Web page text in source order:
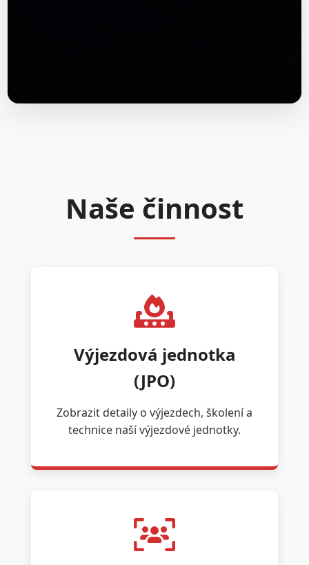
Naše činnost
Výjezdová jednotka
(JPO)
Zobrazit detaily o výjezdech, školení a
technice naší výjezdové jednotky.